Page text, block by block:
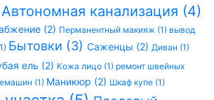
Автономная канализация (4)
(2) Перманентный макияж (1) вывод
Бытовки (3) Саженцы (2) Диван (1)
ель (2) Кожа лицо (1) ремонт швейных
(1) Маникюр (2) Шкаф купе (1)